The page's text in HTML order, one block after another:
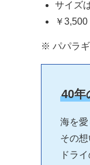
サイズ
￥3,500
※ パパラギ
40年
海を愛
その
ドラ